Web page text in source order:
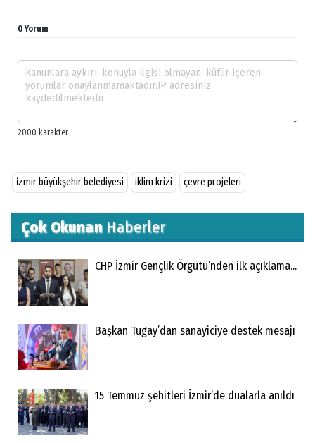
0 Yorum
i̇zmir büyükşehir belediyesi iklim krizi çevre projeleri
Çok OkunanHaberler
CHP İzmir Gençlik Örgütü’nden ilk açıklama...
Başkan Tugay’dan sanayiciye destek mesajı
15 Temmuz şehitleri İzmir’de dualarla anıldı